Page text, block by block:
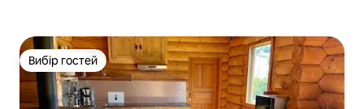
Вибір гостей
Вибір гостей